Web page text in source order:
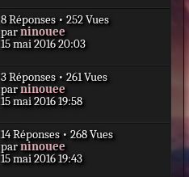
e
e
s
s
a
e
i
e
r
e
s
s
a
e
8 Réponses • 252 Vues
D
e
i
e
r
e
s
s
a
parninouee
15 mai 2016 20:03
3 Réponses • 261 Vues
D
e
i
e
r
parninouee
15 mai 2016 19:58
14 Réponses • 268 Vues
D
e
parninouee
15 mai 2016 19:43